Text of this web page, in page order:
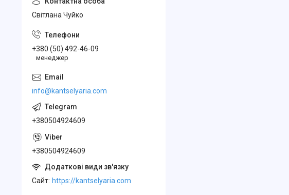
Свiтлана Чуйко
+380 (50) 492-46-09
менеджер
info@kantselyaria.com
+380504924609
+380504924609
Cайт https://kantselyaria.com